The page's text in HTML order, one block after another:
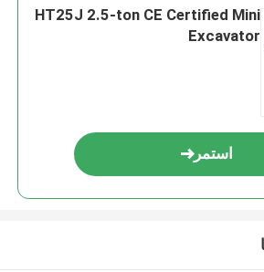
HT25J 2.5-ton CE Certified Mini
Excavator
استمر